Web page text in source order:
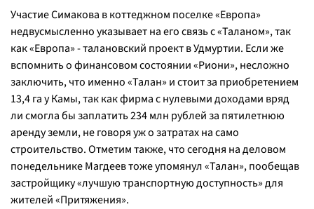
Участие Симакова в коттеджном поселке «Европа»
недвусмысленно указывает на его связь с «Таланом», так
как «Европа» - талановский проект в Удмуртии. Если же
вспомнить о финансовом состоянии «Риони», несложно
заключить, что именно «Талан» и стоит за приобретением
13,4 га у Камы, так как фирма с нулевыми доходами вряд
ли смогла бы заплатить 234 млн рублей за пятилетнюю
аренду земли, не говоря уж о затратах на само
строительство. Отметим также, что сегодня на деловом
понедельнике Магдеев тоже упомянул «Талан», пообещав
застройщику «лучшую транспортную доступность» для
жителей «Притяжения».